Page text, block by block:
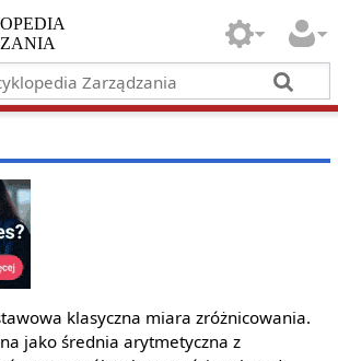
klasyczna miara zróżnicowania.
jako średnia arytmetyczna z